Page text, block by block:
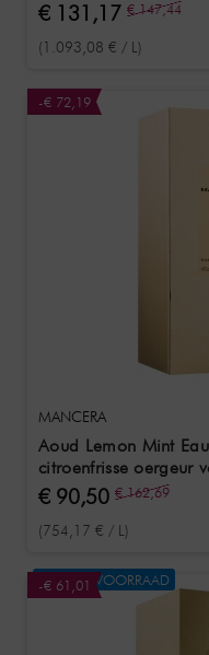
€ 131,17 € 147,44
(1.093,08 € / L)
-€ 72,19
MANCERA
Aoud Lemon Mint
citroenfrisse oergeur
ml
€ 90,50 € 162,69
(754,17 € / L)
-€ 61,01
NIET OP VOORRAAD